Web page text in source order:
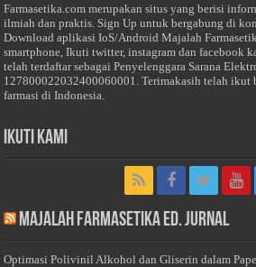
Farmasetika.com merupakan situs yang berisi
ilmiah dan praktis. Sign Up untuk bergabung di
Download aplikasi IoS/Android Majalah
smartphone, Ikuti twitter, instagram dan facebook
telah terdaftar sebagai Penyelenggara Sarana
127800022032400060001. Terimakasih telah ikut
farmasi di Indonesia.
Ikuti Kami
Majalah Farmasetika Ed. Jurnal
Optimasi Polivinil Alkohol dan Gliserin dalam